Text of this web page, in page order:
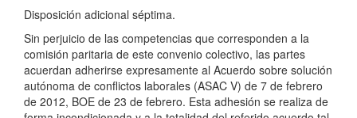
Disposición adicional séptima.
Sin perjuicio de las competencias que corresponden a la
comisión paritaria de este convenio colectivo, las partes
acuerdan adherirse expresamente al Acuerdo sobre solución
autónoma de conflictos laborales (ASAC V) de 7 de febrero
de 2012, BOE de 23 de febrero. Esta adhesión se realiza de